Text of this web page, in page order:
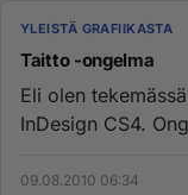
YLEISTÄ GRAFIIKASTA
Taitto -ongelma
Eli olen
InDesign CS4.
09.08.2010 06:34